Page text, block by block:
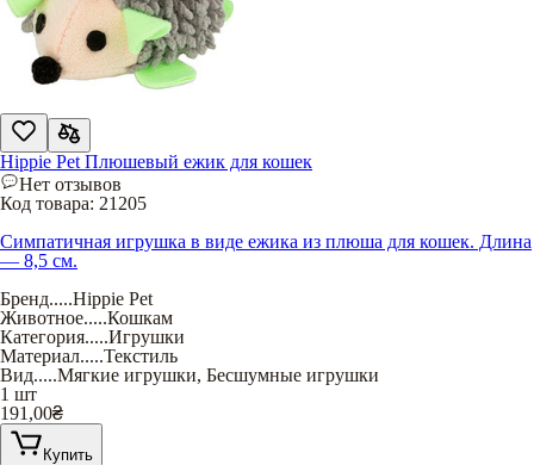
Hippie Pet Плюшевый ежик для кошек
Нет отзывов
Код товара: 21205
Симпатичная игрушка в виде ежика из плюша для кошек. Длина
— 8,5 см.
Бренд.....Hippie Pet
Животное.....Кошкам
Категория.....Игрушки
Материал.....Текстиль
Вид.....Мягкие игрушки, Бесшумные игрушки
1 шт
191,00₴
Купить